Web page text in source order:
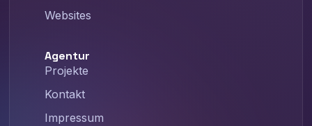
Websites
Agentur
Projekte
Kontakt
Impressum